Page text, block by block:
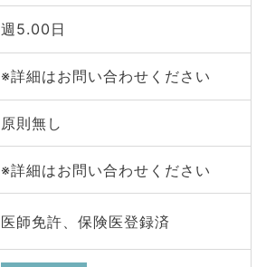
週5.00日
※詳細はお問い合わせください
原則無し
※詳細はお問い合わせください
医師免許、保険医登録済